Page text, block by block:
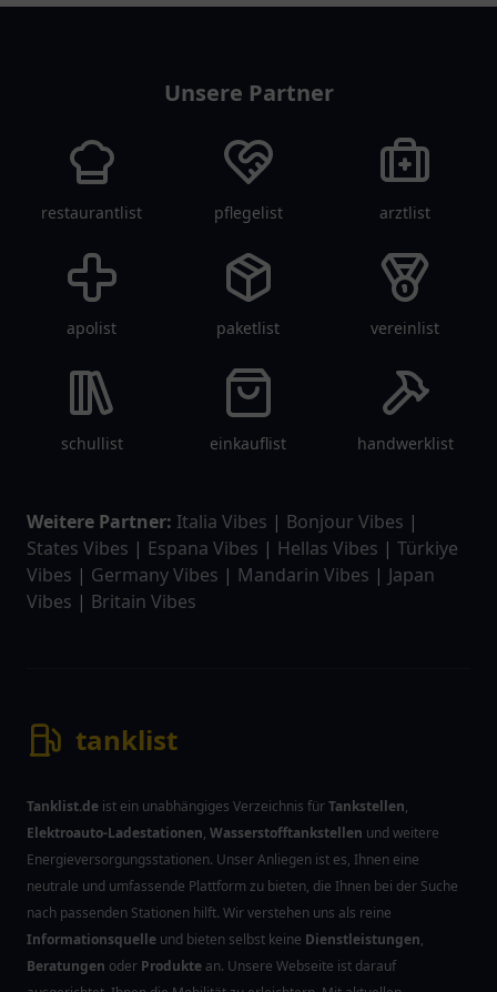
Unsere Partner
restaurantlist pflegelist arztlist
apolist paketlist vereinlist
schullist einkauflist handwerklist
Weitere Partner: Italia Vibes | Bonjour Vibes |
States Vibes | Espana Vibes | Hellas Vibes | Türkiye
Vibes | Germany Vibes | Mandarin Vibes | Japan
Vibes | Britain Vibes
tanklist
Tanklist.de ist ein unabhängiges Verzeichnis fürTankstellen,
Elektroauto-Ladestationen, Wasserstofftankstellen und weitere
Energieversorgungsstationen. Unser Anliegen ist es, Ihnen eine
neutrale und umfassende Plattform zu bieten, die Ihnen bei der Suche
nach passenden Stationen hilft. Wir verstehen uns als reine
Informationsquelle und bieten selbst keine Dienstleistungen,
Beratungen oder Produkte an. Unsere Webseite ist darauf